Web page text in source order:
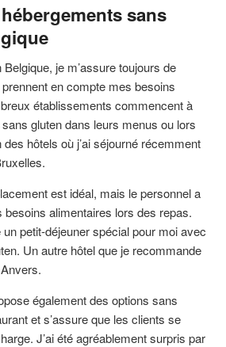
sans
je m’assure toujours de
en compte mes besoins
établissements commencent à
gluten dans leurs menus ou lors
des hôtels où j’ai séjourné récemment
est idéal, mais le personnel a
besoins alimentaires lors des repas.
petit-déjeuner spécial pour moi avec
Un autre hôtel que je recommande
également des options sans
et s’assure que les clients se
J’ai été agréablement surpris par